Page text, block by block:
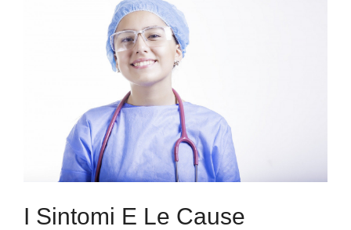
I Sintomi E Le Cause